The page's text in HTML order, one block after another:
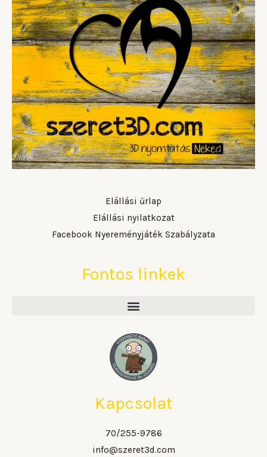
Elállási űrlap
Elállási nyilatkozat
Facebook Nyereményjáték Szabályzata
Fontos linkek
Kapcsolat
70/255-9786
info@szeret3d.com